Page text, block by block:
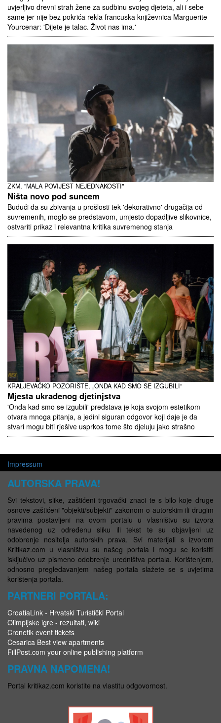
uvjerljivo drevni strah žene za sudbinu svojeg djeteta, ali i sebe
same jer nije bez pokrića rekla francuska književnica Marguerite
Yourcenar: 'Dijete je talac. Život nas ima.'
ZKM, "MALA POVIJEST NEJEDNAKOSTI"
Ništa novo pod suncem
Budući da su zbivanja u prošlosti tek 'dekorativno' drugačija od
suvremenih, moglo se predstavom, umjesto dopadljive slikovnice,
ostvariti prikaz i relevantna kritika suvremenog stanja
KRALJEVAČKO POZORIŠTE, „ONDA KAD SMO SE IZGUBILI“
Mjesta ukradenog djetinjstva
'Onda kad smo se izgubili' predstava je koja svojom estetikom
otvara mnoga pitanja, a jedini siguran odgovor koji daje je da
stvari mogu biti rješive usprkos tome što djeluju jako strašno
Impressum
AUTORSKA PRAVA!
Svi tekstovi, slike, zaštićeni trgovački znaci te s bilo koje druge
osnove zaštićeni "objekti/subjekti" zakonom o autorskim ili drugim
pravima postavljeni na ovom portalu u vlasništvu su izvora
navedenog uz određenu sliku ili tekst te su objavljeni uz
odobrenje nositelja autorskih prava. Svi materijali s izvorom
Kritikaz.com u vlasništvu su našeg portala i mogu se koristiti
isključivo uz pismeno odobrenje uredništva portala. Korištenjem,
odnosno pregledavanjem našeg portala slažete se s uvjetima
korištenja portala.
PARTNERI PORTALA:
CroatiaLink - Hrvatski Turistički Portal
Olimpijske igre - rezultati, wiki
Cronetik event tickets
Cesarica Best view apartments
FillPost.com your online publishing platform
PRAVNA NAPOMENA!
Portal kritikaz.com koristite na vlastitu odgovornost.